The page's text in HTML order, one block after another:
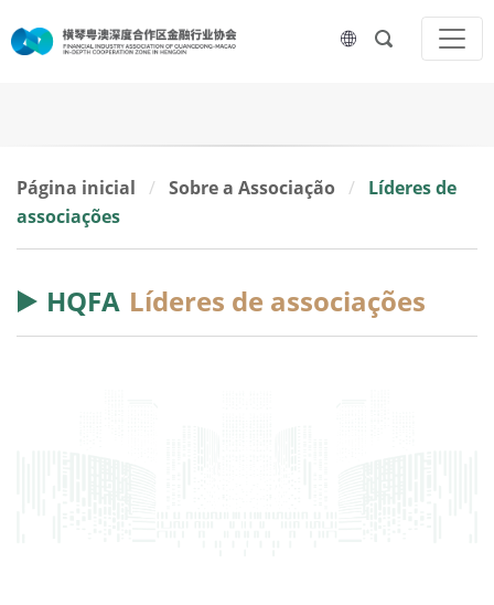
Página inicial / Sobre a Associação /
Líderes de
associações
HQFA Líderes de associações